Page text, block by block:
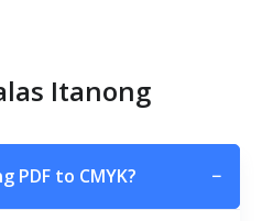
Itanong
PDF to CMYK? −